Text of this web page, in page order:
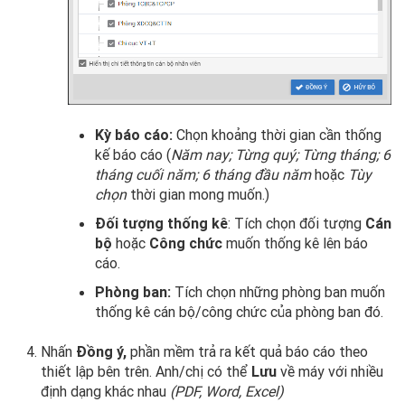
Kỳ báo cáo: Chọn khoảng thời gian cần thống
kế báo cáo (Năm nay; Từng quý; Từng tháng; 6
tháng cuối năm; 6 tháng đầu nămhoặc Tùy
chọnthời gian mong muốn.)
Đối tượng thống kê: Tích chọn đối tượng Cán
bộ hoặc Công chức muốn thống kê lên báo
cáo.
Phòng ban: Tích chọn những phòng ban muốn
thống kê cán bộ/công chức của phòng ban đó.
Nhấn Đồng ý, phần mềm trả ra kết quả báo cáo theo
thiết lập bên trên. Anh/chị có thể Lưu về máy với nhiều
định dạng khác nhau (PDF, Word, Excel)